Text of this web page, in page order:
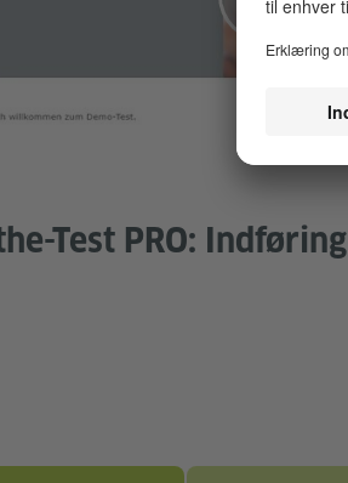
Test PRO: Indføring